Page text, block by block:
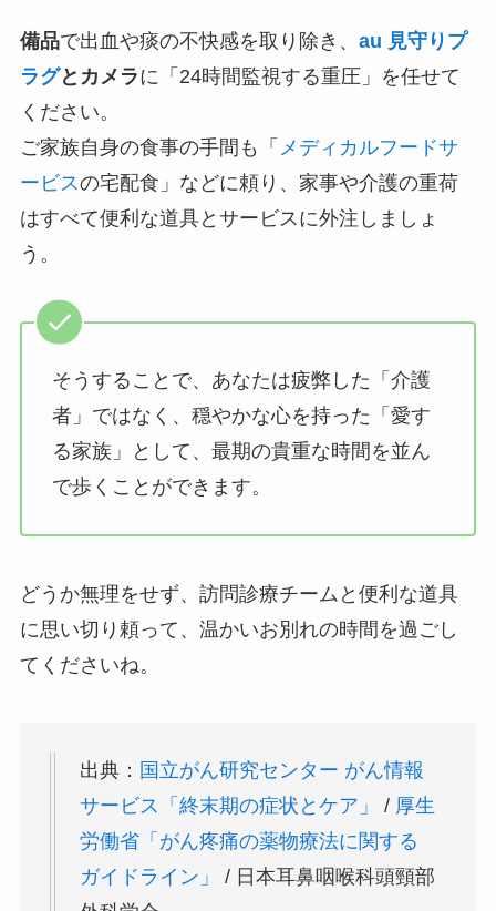
備品で出血や痰の不快感を取り除き、 au 見守りプ
ラグとカメラに「24時間監視する重圧」を任せて
ください。
ご家族自身の食事の手間も「 メディカルフードサ
ービスの宅配食」などに頼り、家事や介護の重荷
はすべて便利な道具とサービスに外注しましょ
う。
そうすることで、あなたは疲弊した「介護
者」ではなく、穏やかな心を持った「愛す
る家族」として、最期の貴重な時間を並ん
で歩くことができます。
どうか無理をせず、訪問診療チームと便利な道具
に思い切り頼って、温かいお別れの時間を過ごし
てくださいね。
出典： 国立がん研究センター がん情報
サービス「終末期の症状とケア」
/ 厚生
労働省「がん疼痛の薬物療法に関する
ガイドライン」
/ 日本耳鼻咽喉科頭頸部